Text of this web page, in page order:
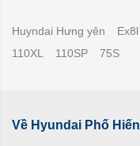
Huyndai Hưng yên Ex8l
110XL
110SP 75S
Về Hyundai Phố Hiến